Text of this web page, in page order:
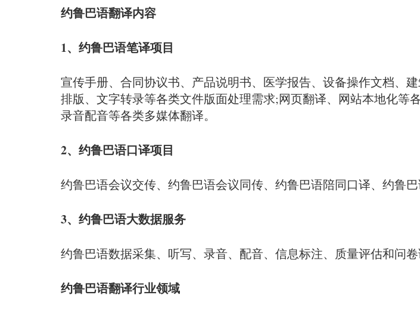
约鲁巴语翻译内容
1、约鲁巴语笔译项目
宣传手册、合同协议书、产品说明书、医学报告、设备操作文档、
排版、文字转录等各类文件版面处理需求;网页翻译、网站本地化等
录音配音等各类多媒体翻译。
2、约鲁巴语口译项目
约鲁巴语会议交传、约鲁巴语会议同传、约鲁巴语陪同口译、约鲁
3、约鲁巴语大数据服务
约鲁巴语数据采集、听写、录音、配音、信息标注、质量评估和问卷
约鲁巴语翻译行业领域